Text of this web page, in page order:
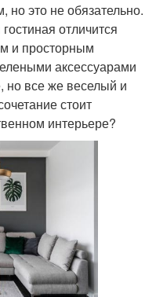
но это не обязательно.
отличится
и просторным
аксессуарами
но все же веселый и
стоит
интерьере?